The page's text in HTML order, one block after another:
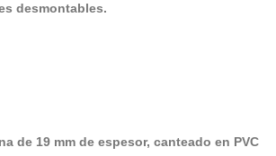
desmontables.
de 19 mm de espesor, canteado en PVC